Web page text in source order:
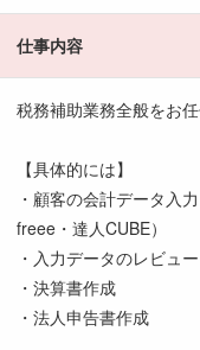
仕事内容
税務補助業務全般をお任
【具体的には】
・顧客の会計データ入
freee・達人CUBE）
・入力データのレビュー
・決算書作成
・法人申告書作成